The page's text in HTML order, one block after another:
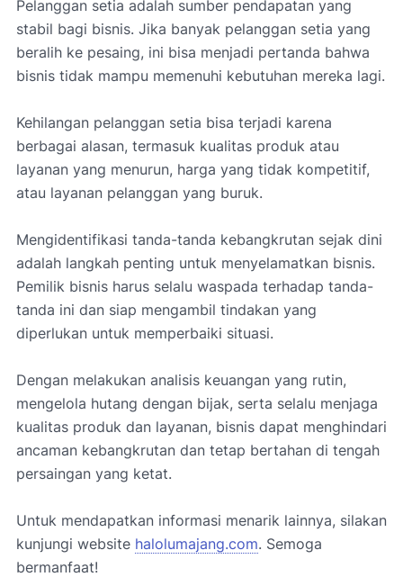
Pelanggan setia adalah sumber pendapatan yang
stabil bagi bisnis. Jika banyak pelanggan setia yang
beralih ke pesaing, ini bisa menjadi pertanda bahwa
bisnis tidak mampu memenuhi kebutuhan mereka lagi.
Kehilangan pelanggan setia bisa terjadi karena
berbagai alasan, termasuk kualitas produk atau
layanan yang menurun, harga yang tidak kompetitif,
atau layanan pelanggan yang buruk.
Mengidentifikasi tanda-tanda kebangkrutan sejak dini
adalah langkah penting untuk menyelamatkan bisnis.
Pemilik bisnis harus selalu waspada terhadap tanda-
tanda ini dan siap mengambil tindakan yang
diperlukan untuk memperbaiki situasi.
Dengan melakukan analisis keuangan yang rutin,
mengelola hutang dengan bijak, serta selalu menjaga
kualitas produk dan layanan, bisnis dapat menghindari
ancaman kebangkrutan dan tetap bertahan di tengah
persaingan yang ketat.
Untuk mendapatkan informasi menarik lainnya, silakan
kunjungi website halolumajang.com. Semoga
bermanfaat!